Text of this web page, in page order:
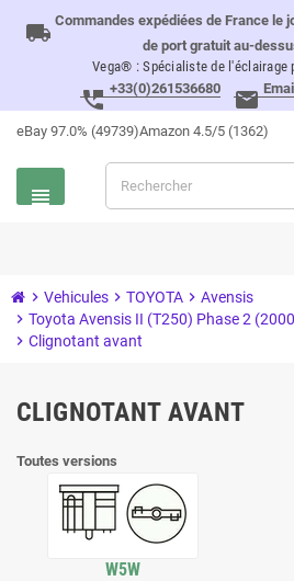
local_shipping Commandes expédiées de France le
de port gratuit au-
Vega® : Spécialiste de l'éclairage
perm_phone_msg +33(0)261536680 email Email
eBay 97.0% (49739)Amazon 4.5/5 (1362)
view_headline
chevron_right Vehicules chevron_right TOYOTA chevron_right Avensis
chevron_right Toyota Avensis II (T250) Phase 2
chevron_right Clignotant avant
CLIGNOTANT AVANT
Toutes versions
W5W